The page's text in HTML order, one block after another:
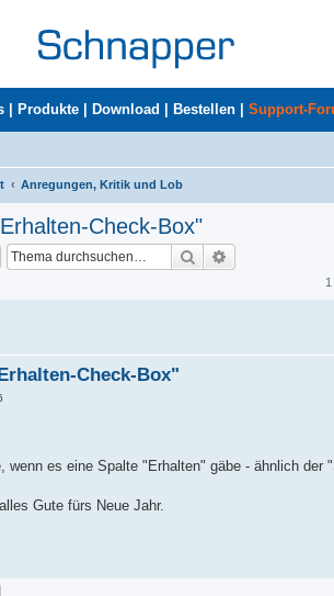
Produkte Download Bestellen Support-
Anregungen, Kritik und Lob
Check-Box"
Suche
Check-Box"
wenn es eine Spalte "Erhalten" gäbe - ähnlich
Gute fürs Neue Jahr.